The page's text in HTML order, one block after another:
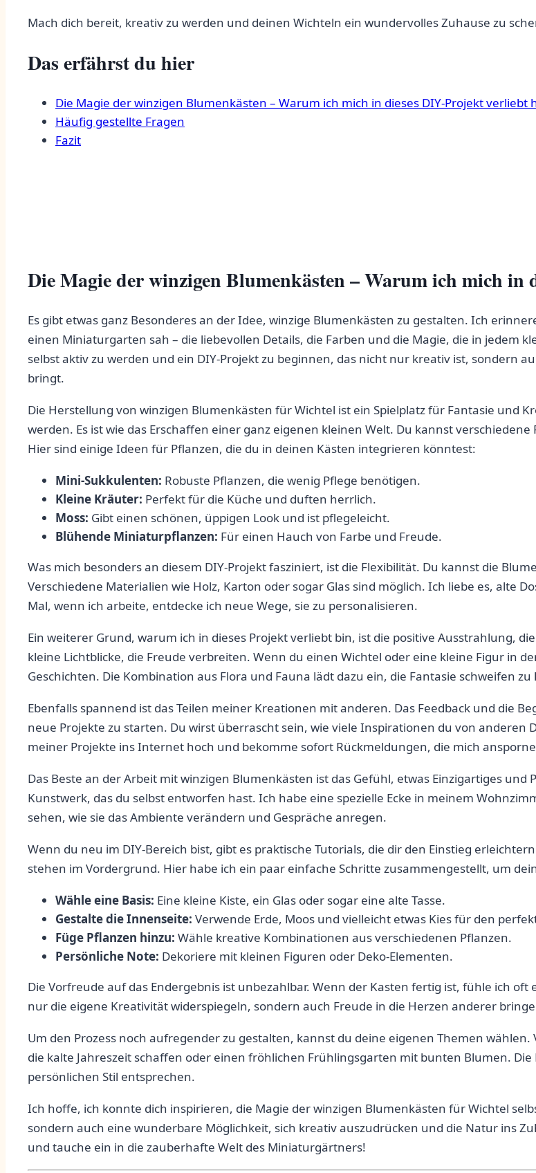
Mach dich bereit, kreativ zu werden und ⁣deinen Wichteln‍ ein wundervolles Zuhause zu
Das erfährst du hier
Die Magie der winzigen Blumenkästen – Warum ich mich in dieses ⁣DIY-Projekt verliebt
Häufig gestellte Fragen
Fazit
Die Magie der winzigen Blumenkästen – Warum⁣ ich mich in
Es gibt etwas ganz Besonderes an der Idee, winzige Blumenkästen zu gestalten. Ich
einen Miniaturgarten sah – die liebevollen ⁢Details, die Farben und die Magie, die in jedem
selbst aktiv zu werden und ein DIY-Projekt zu ⁤beginnen, das nicht nur kreativ ist, sondern
bringt.
Die⁢ Herstellung von winzigen Blumenkästen für‌ Wichtel ist⁣ ein ‌Spielplatz für Fantasie ‍und
werden. Es ist wie das Erschaffen einer ganz eigenen kleinen ‍Welt. Du kannst
Hier sind einige Ideen für Pflanzen, die du in deinen Kästen integrieren‍ könntest:
Mini-Sukkulenten: Robuste Pflanzen, die⁢ wenig Pflege benötigen.
Kleine Kräuter: Perfekt für die Küche und duften herrlich.
Moss: Gibt einen schönen, üppigen Look und ist​ pflegeleicht.
Blühende Miniaturpflanzen: Für einen Hauch von Farbe und ​Freude.
Was mich besonders an diesem DIY-Projekt fasziniert, ist die Flexibilität. Du kannst die
Verschiedene Materialien wie Holz, Karton‌ oder sogar Glas sind möglich. Ich liebe es, alte
Mal, wenn ich arbeite, entdecke ich neue Wege, sie zu personalisieren.
Ein weiterer Grund, warum ich in dieses Projekt verliebt bin, ist die positive Ausstrahlung,
kleine ‍Lichtblicke, die Freude ‌verbreiten. ⁤Wenn du⁢ einen Wichtel oder eine kleine Figur in
Geschichten. Die Kombination aus Flora und ‌Fauna lädt dazu ein, die Fantasie schweifen zu
Ebenfalls spannend ist das Teilen meiner Kreationen mit anderen. Das Feedback und die
neue Projekte zu starten. Du wirst ⁢überrascht sein, wie⁣ viele Inspirationen du von anderen
meiner Projekte ins Internet hoch und bekomme sofort Rückmeldungen, die mich
Das Beste an der Arbeit mit winzigen Blumenkästen ist ​das Gefühl, etwas Einzigartiges und‍
Kunstwerk, das du selbst entworfen hast. Ich habe eine⁤ spezielle Ecke ​in meinem
sehen, wie sie das Ambiente verändern und Gespräche anregen.
Wenn du neu im DIY-Bereich ⁢bist, gibt ⁤es praktische Tutorials, die dir den Einstieg
stehen im Vordergrund. ⁣Hier⁢ habe ich ein paar einfache Schritte zusammengestellt, um
Wähle eine Basis: Eine kleine Kiste, ein ​Glas oder sogar eine alte Tasse.
Gestalte⁢ die Innenseite: Verwende Erde, Moos und vielleicht ⁢etwas Kies für den
Füge Pflanzen hinzu: ​Wähle kreative Kombinationen aus verschiedenen Pflanzen.
Persönliche Note: Dekoriere mit ⁢kleinen ‌Figuren oder Deko-Elementen.
Die Vorfreude auf das Endergebnis ist unbezahlbar. Wenn der Kasten fertig ist, fühle‌ ich
nur ​die eigene Kreativität widerspiegeln, sondern auch Freude in die Herzen anderer
Um den Prozess noch aufregender zu gestalten, kannst du deine ⁤eigenen Themen
die kalte Jahreszeit schaffen​ oder einen fröhlichen Frühlingsgarten mit bunten Blumen.
persönlichen Stil entsprechen.
Ich hoffe, ich konnte dich inspirieren, die Magie der winzigen ⁤Blumenkästen ⁢für​ Wichtel
sondern auch ⁤eine wunderbare Möglichkeit, sich kreativ auszudrücken und die Natur ins
⁣und tauche ein in die zauberhafte⁤ Welt des Miniaturgärtners!